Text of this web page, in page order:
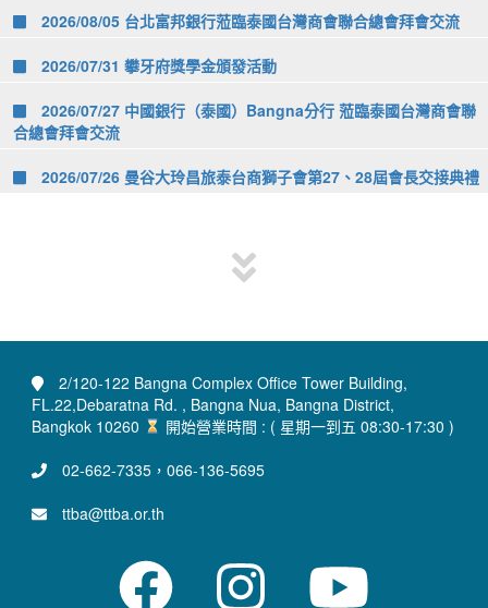
2026/08/05 台北富邦銀行蒞臨泰國台灣商會聯合總會拜會交流
2026/07/31 攀牙府獎學金頒發活動
2026/07/27 中國銀行（泰國）Bangna分行 蒞臨泰國台灣商會聯
合總會拜會交流
2026/07/26 曼谷大玲昌旅泰台商獅子會第27、28屆會長交接典禮
2/120-122 Bangna Complex Office Tower Building,
FL.22,Debaratna Rd. , Bangna Nua, Bangna District,
Bangkok 10260
開始營業時間 : ( 星期一到五 08:30-17:30 )
02-662-7335，066-136-5695
ttba@ttba.or.th